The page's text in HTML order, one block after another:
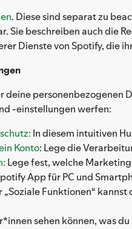
. Diese sind separat zu
Sie beschreiben auch die
Dienste von Spotify, die
personenbezogenen
-einstellungen werfen:
In diesem intuitiven
Konto: Lege die
Lege fest, welche
App für PC und
„Soziale Funktionen“ kannst
sehen können, was